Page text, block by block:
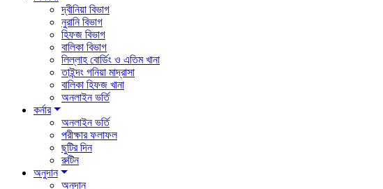
দ্বীনিয়া বিভাগ
নুরানি বিভাগ
হিফজ বিভাগ
বালিকা বিভাগ
লিল্লাহ বোর্ডিং ও এতিম খানা
তাইন্দং গনিয়া মাদ্রাসা
বালিকা হিফজ খানা
অনলাইন ভর্তি
কর্নার
অনলাইন ভর্তি
পরীক্ষার ফলাফল
ছুটির দিন
রুটিন
অনুদান
অনুদান